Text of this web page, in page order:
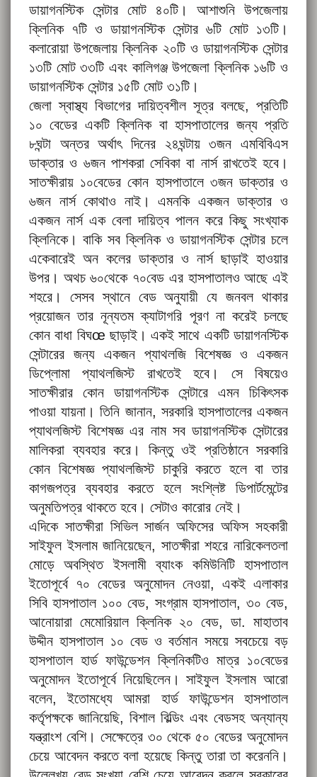
ডায়াগনস্টিক সেন্টার মোট ৪০টি। আশাশুনি উপজেলায়
ক্লিনিক ৭টি ও ডায়াগনস্টিক সেন্টার ৬টি মোট ১৩টি।
কলারোয়া উপজেলায় ক্লিনিক ২০টি ও ডায়াগনস্টিক সেন্টার
১৩টি মোট ৩৩টি এবং কালিগঞ্জ উপজেলা ক্লিনিক ১৬টি ও
ডায়াগনস্টিক সেন্টার ১৫টি মোট ৩১টি।
জেলা স্বাস্থ্য বিভাগের দায়িত্বশীল সূত্র বলছে, প্রতিটি
১০ বেডের একটি ক্লিনিক বা হাসপাতালের জন্য প্রতি
৮ঘন্টা অন্তর অর্থাৎ দিনের ২৪ঘন্টায় ৩জন এমবিবিএস
ডাক্তার ও ৬জন পাশকরা সেবিকা বা নার্স রাখতেই হবে।
সাতক্ষীরায় ১০বেডের কোন হাসপাতালে ৩জন ডাক্তার ও
৬জন নার্স কোথাও নাই। এমনকি একজন ডাক্তার ও
একজন নার্স এক বেলা দায়িত্ব পালন করে কিছু সংখ্যাক
ক্লিনিকে। বাকি সব ক্লিনিক ও ডায়াগনস্টিক সেন্টার চলে
একেবারেই অন কলের ডাক্তার ও নার্স ছাড়াই হাওয়ার
উপর। অথচ ৬০থেকে ৭০বেড এর হাসপাতালও আছে এই
শহরে। সেসব স্থানে বেড অনুযায়ী যে জনবল থাকার
প্রয়োজন তার নূন্যতম ক্যাটাগরি পূরণ না করেই চলছে
কোন বাধা বিঘœ ছাড়াই। একই সাথে একটি ডায়াগনস্টিক
সেন্টারের জন্য একজন প্যাথলজি বিশেষজ্ঞ ও একজন
ডিপ্লোমা প্যাথলজিস্ট রাখতেই হবে। সে বিষয়েও
সাতক্ষীরার কোন ডায়াগনস্টিক সেন্টারে এমন চিকিৎসক
পাওয়া যায়না। তিনি জানান, সরকারি হাসপাতালের একজন
প্যাথলজিস্ট বিশেষজ্ঞ এর নাম সব ডায়াগনস্টিক সেন্টারের
মালিকরা ব্যবহার করে। কিন্তু ওই প্রতিষ্ঠানে সরকারি
কোন বিশেষজ্ঞ প্যাথলজিস্ট চাকুরি করতে হলে বা তার
কাগজপত্র ব্যবহার করতে হলে সংশ্লিষ্ট ডিপার্টমেন্টের
অনুমতিপত্র থাকতে হবে। সেটাও কারোর নেই।
এদিকে সাতক্ষীরা সিভিল সার্জন অফিসের অফিস সহকারী
সাইফুল ইসলাম জানিয়েছেন, সাতক্ষীরা শহরে নারিকেলতলা
মোড়ে অবস্থিত ইসলামী ব্যাংক কমিউনিটি হাসপাতাল
ইতোপূর্বে ৭০ বেডের অনুমোদন নেওয়া, একই এলাকার
সিবি হাসপাতাল ১০০ বেড, সংগ্রাম হাসপাতাল, ৩০ বেড,
আনোয়ারা মেমোরিয়াল ক্লিনিক ২০ বেড, ডা. মাহাতাব
উদ্দীন হাসপাতাল ১০ বেড ও বর্তমান সময়ে সবচেয়ে বড়
হাসপাতাল হার্ড ফাউন্ডেশন ক্লিনিকটিও মাত্র ১০বেডের
অনুমোদন ইতোপূর্বে নিয়েছিলেন। সাইফুল ইসলাম আরো
বলেন, ইতোমধ্যে আমরা হার্ড ফাউন্ডেশন হাসপাতাল
কর্তৃপক্ষকে জানিয়েছি, বিশাল বিল্ডিং এবং বেডসহ অন্যান্য
যন্ত্রাংশ বেশি। সেক্ষেত্রে ৩০ থেকে ৫০ বেডের অনুমোদন
চেয়ে আবেদন করতে বলা হয়েছে কিন্তু তারা তা করেননি।